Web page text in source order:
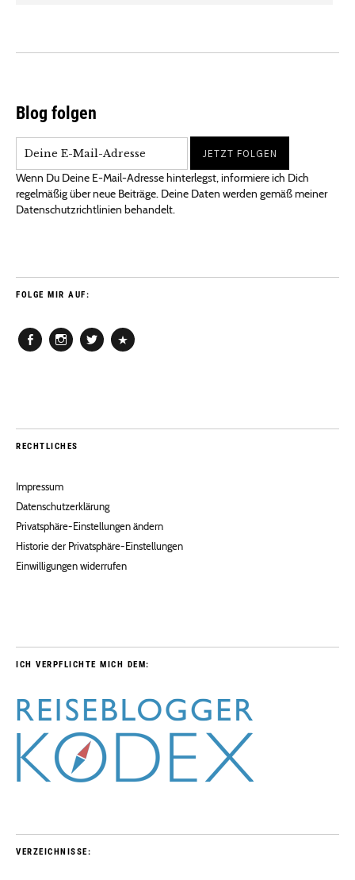
Blog folgen
Wenn Du Deine E-Mail-Adresse hinterlegst, informiere ich Dich
regelmäßig über neue Beiträge. Deine Daten werden gemäß meiner
Datenschutzrichtlinien behandelt.
FOLGE MIR AUF:
RECHTLICHES
Impressum
Datenschutzerklärung
Privatsphäre-Einstellungen ändern
Historie der Privatsphäre-Einstellungen
Einwilligungen widerrufen
ICH VERPFLICHTE MICH DEM:
VERZEICHNISSE: